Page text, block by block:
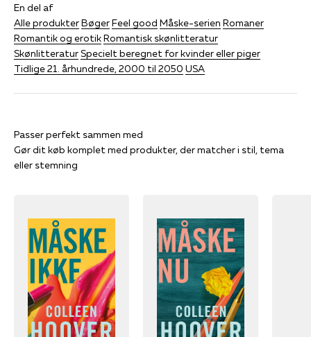
En del af
Alle produkterBøgerFeel good Måske-serien Romaner
Romantik og erotikRomantisk skønlitteratur
SkønlitteraturSpecielt beregnet for kvinder eller piger
Tidlige 21. århundrede, 2000 til 2050 USA
Gør dit køb komplet med produkter, der matcher i stil, tema
eller stemning